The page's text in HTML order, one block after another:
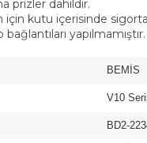
prizler dahildir.
için kutu içerisinde
yapılmamıştır.
BEMİS
V10
BD2-